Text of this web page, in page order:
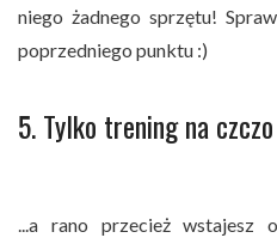
niego żadnego sprzętu!
poprzedniego punktu :)
5. Tylko trening na
...a rano przecież